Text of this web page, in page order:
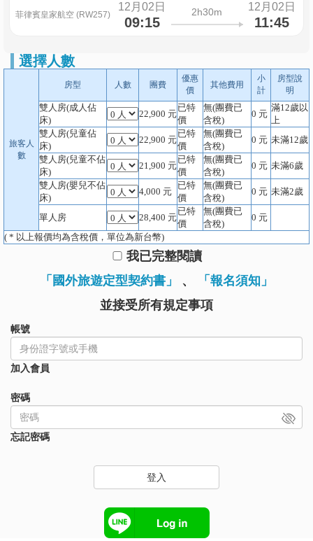
菲律賓皇家航空 (RW257)
12月02日
09:15
2h30m 12月02日
11:45
選擇人數
旅客人
數
房型 人數 團費
優惠
價
其他費用
小
計
房型說
明
雙人房(成人佔
床)
22,900 元
已特
價
無(團費已
含稅)
0 元
滿12歲以
上
雙人房(兒童佔
床)
22,900 元
已特
價
無(團費已
含稅)
0 元 未滿12歲
雙人房(兒童不佔
床)
21,900 元
已特
價
無(團費已
含稅)
0 元 未滿6歲
雙人房(嬰兒不佔
床)
4,000 元
已特
價
無(團費已
含稅)
0 元 未滿2歲
單人房 28,400 元
已特
價
無(團費已
含稅)
0 元
( * 以上報價均為含稅價，單位為新台幣)
我已完整閱讀
「國外旅遊定型契約書」
、
「報名須知」
並接受所有規定事項
帳號
加入會員
密碼
忘記密碼
登入